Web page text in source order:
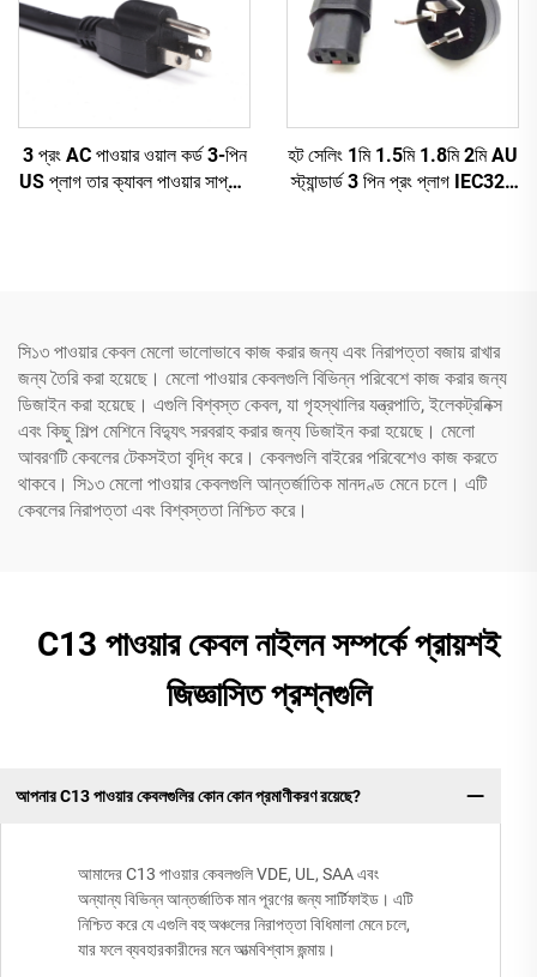
3 প্রং AC পাওয়ার ওয়াল কর্ড 3-পিন
US প্লাগ তার ক্যাবল পাওয়ার সাপ্লাই
হট সেলিং 1মি 1.5মি 1.8মি 2মি AU
স্ট্যান্ডার্ড 3 পিন প্রং প্লাগ IEC320
সি১৩ পাওয়ার কেবল মেলো ভালোভাবে কাজ করার জন্য এবং নিরাপত্তা বজায় রাখার
জন্য তৈরি করা হয়েছে। মেলো পাওয়ার কেবলগুলি বিভিন্ন পরিবেশে কাজ করার জন্য
ডিজাইন করা হয়েছে। এগুলি বিশ্বস্ত কেবল, যা গৃহস্থালির যন্ত্রপাতি, ইলেকট্রনিক্স
এবং কিছু শিল্প মেশিনে বিদ্যুৎ সরবরাহ করার জন্য ডিজাইন করা হয়েছে। মেলো
আবরণটি কেবলের টেকসইতা বৃদ্ধি করে। কেবলগুলি বাইরের পরিবেশেও কাজ করতে
থাকবে। সি১৩ মেলো পাওয়ার কেবলগুলি আন্তর্জাতিক মানদণ্ড মেনে চলে। এটি
কেবলের নিরাপত্তা এবং বিশ্বস্ততা নিশ্চিত করে।
C13 পাওয়ার কেবল নাইলন সম্পর্কে প্রায়শই
জিজ্ঞাসিত প্রশ্নগুলি
আপনার C13 পাওয়ার কেবলগুলির কোন কোন প্রমাণীকরণ রয়েছে?
আমাদের C13 পাওয়ার কেবলগুলি VDE, UL, SAA এবং
অন্যান্য বিভিন্ন আন্তর্জাতিক মান পূরণের জন্য সার্টিফাইড। এটি
নিশ্চিত করে যে এগুলি বহু অঞ্চলের নিরাপত্তা বিধিমালা মেনে চলে,
যার ফলে ব্যবহারকারীদের মনে আত্মবিশ্বাস জন্মায়।